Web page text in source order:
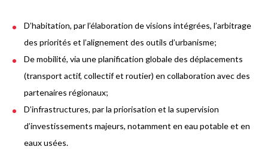
D’habitation, par l’élaboration de visions intégrées, l’arbitrage
des priorités et l’alignement des outils d’urbanisme;
De mobilité, via une planification globale des déplacements
(transport actif, collectif et routier) en collaboration avec des
partenaires régionaux;
D’infrastructures, par la priorisation et la supervision
d’investissements majeurs, notamment en eau potable et en
eaux usées.